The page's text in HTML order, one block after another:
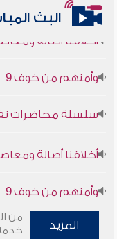
البث
وأمنهم من خوف 9
سلسلة محاضرات
أخلاقنا أصالة
وأمنهم من خوف 9
سلسلة محاضرات
المزيد
من